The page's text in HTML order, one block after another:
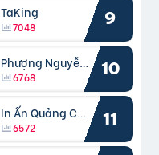
TaKing
7048 9
Phượng Nguyễn Phượng
6768 10
In Ấn Quảng Cáo Cần Thơ
6572 11